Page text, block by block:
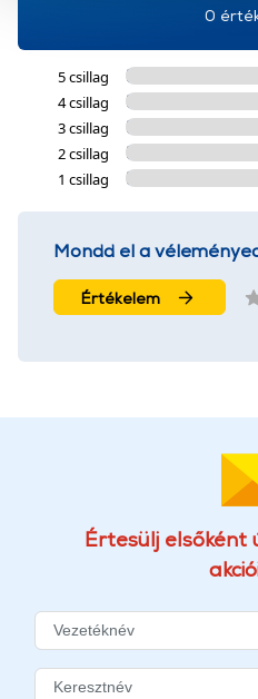
szolgáltatásaink
További információk:ÁSZF
0
5 csillag
4 csillag
3 csillag
2 csillag
1 csillag
Mondd el a
Értékelem
Értesülj elsőként